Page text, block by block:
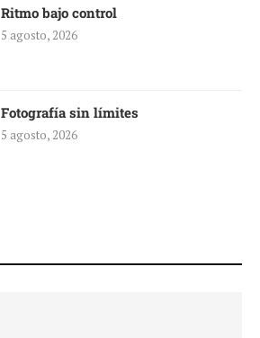
Ritmo bajo control
5 agosto, 2026
Fotografía sin límites
5 agosto, 2026